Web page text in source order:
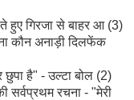
हुए गिरजा से बाहर आ (3)
कौन अनाड़ी दिलफेंक
छुपा है" - उल्टा बोल (2)
सर्वप्रथम रचना - "मेरी